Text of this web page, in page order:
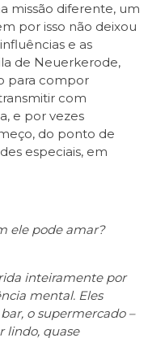
missão diferente, um
por isso não deixou
e as
de Neuerkerode,
para compor
com
e por vezes
do ponto de
especiais, em
ele pode amar?
inteiramente por
mental. Eles
o supermercado –
lindo, quase